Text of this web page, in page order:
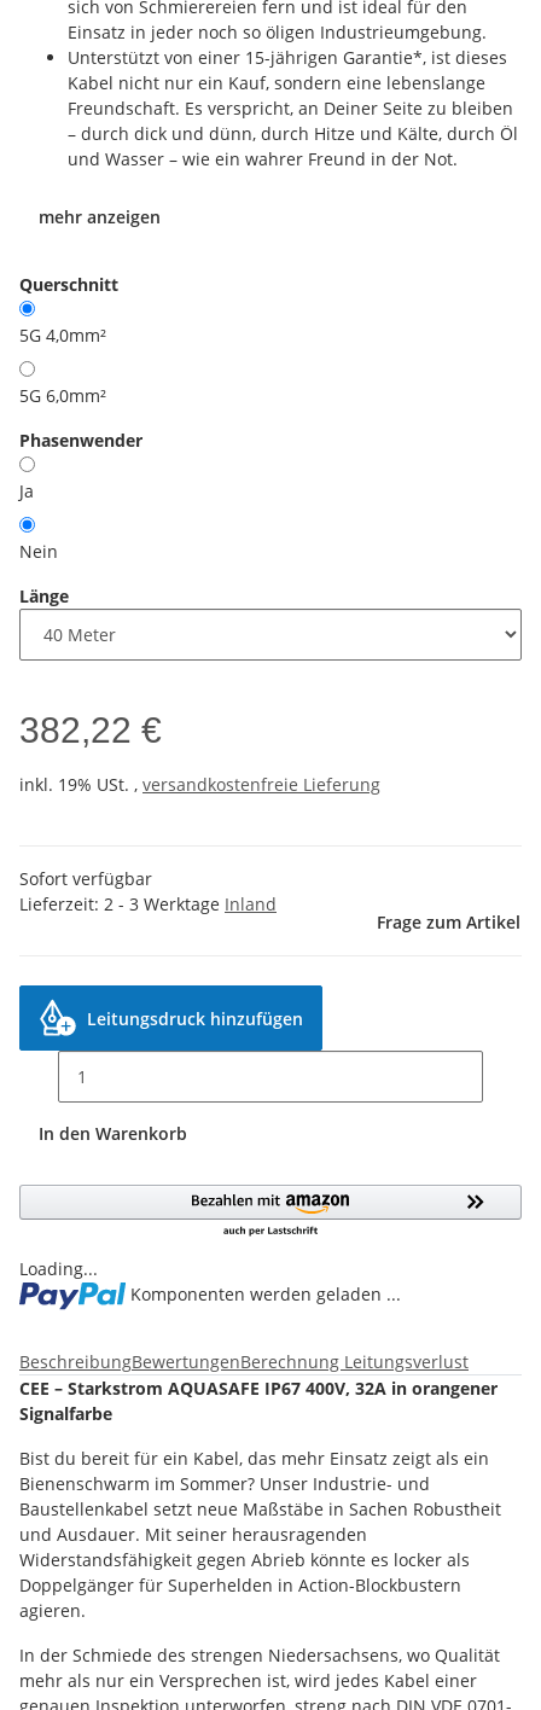
sich von Schmierereien fern und ist ideal für den
Einsatz in jeder noch so öligen Industrieumgebung.
Unterstützt von einer 15-jährigen Garantie*, ist dieses
Kabel nicht nur ein Kauf, sondern eine lebenslange
Freundschaft. Es verspricht, an Deiner Seite zu bleiben
– durch dick und dünn, durch Hitze und Kälte, durch Öl
und Wasser – wie ein wahrer Freund in der Not.
mehr anzeigen
Querschnitt
5G 4,0mm²
5G 6,0mm²
Phasenwender
Ja
Nein
Länge
382,22 €
inkl. 19% USt. , versandkostenfreie Lieferung
Sofort verfügbar
Lieferzeit: 2 - 3 Werktage Inland
Frage zum Artikel
Leitungsdruck hinzufügen
In den Warenkorb
Loading...
Komponenten werden geladen ...
BeschreibungBewertungenBerechnung Leitungsverlust
CEE – Starkstrom AQUASAFE IP67 400V, 32A in orangener
Signalfarbe
Bist du bereit für ein Kabel, das mehr Einsatz zeigt als ein
Bienenschwarm im Sommer? Unser Industrie- und
Baustellenkabel setzt neue Maßstäbe in Sachen Robustheit
und Ausdauer. Mit seiner herausragenden
Widerstandsfähigkeit gegen Abrieb könnte es locker als
Doppelgänger für Superhelden in Action-Blockbustern
agieren.
In der Schmiede des strengen Niedersachsens, wo Qualität
mehr als nur ein Versprechen ist, wird jedes Kabel einer